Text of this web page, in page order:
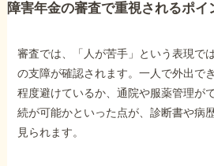
障害年金の審査で重視されるポイ
審査では、「人が苦手」という表現で
の支障が確認されます。一人で外出で
程度避けているか、通院や服薬管理が
続が可能かといった点が、診断書や病
見られます。